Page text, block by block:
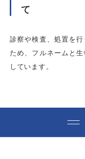
て
診察や検査、処置を
ため、フルネームと
しています。